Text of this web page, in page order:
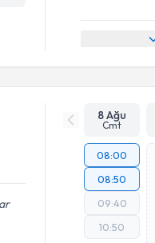
8 Ağu
Cmt
08:00
08:50
09:40
10:50